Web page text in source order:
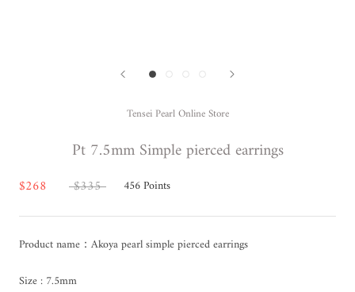
Tensei Pearl Online Store
Pt 7.5mm Simple pierced earrings
$268 $335 456Points
Product name：Akoya pearl simple pierced earrings
Size : 7.5mm